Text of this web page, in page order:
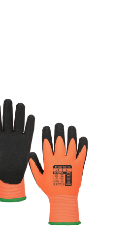
ajouter au panier